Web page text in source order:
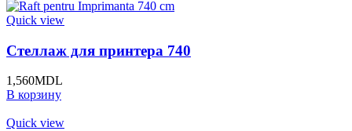
Quick view
Стеллаж для принтера 740
1,560MDL
В корзину
Quick view